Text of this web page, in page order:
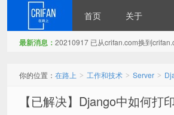
首页 关于
最新消息： 20210917 已从crifan.com换到
你的位置： 在路上 > 工作和技术 > Server >
【已解决】Django中如何打